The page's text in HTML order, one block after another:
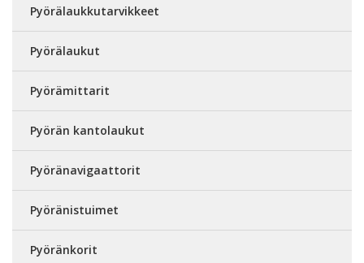
Pyörälaukkutarvikkeet
Pyörälaukut
Pyörämittarit
Pyörän kantolaukut
Pyöränavigaattorit
Pyöränistuimet
Pyöränkorit